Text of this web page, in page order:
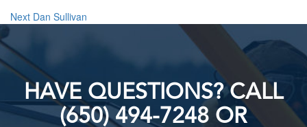
Next Dan Sullivan
HAVE QUESTIONS? CALL
(650) 494-7248 OR